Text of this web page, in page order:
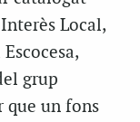
Local,
grup
un fons